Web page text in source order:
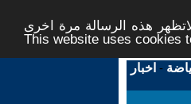
هذه الرسالة مرة اخرى -
This website uses cookies
- اخبار